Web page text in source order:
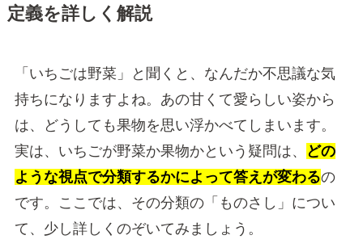
定義を詳しく解説
「いちごは野菜」と聞くと、なんだか不思議な気
持ちになりますよね。あの甘くて愛らしい姿から
は、どうしても果物を思い浮かべてしまいます。
実は、いちごが野菜か果物かという疑問は、
どの
ような視点で分類するかによって答えが変わるの
です。ここでは、その分類の「ものさし」につい
て、少し詳しくのぞいてみましょう。